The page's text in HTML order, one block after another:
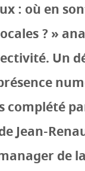
: où en
? »
Un
complété
Jean-
de